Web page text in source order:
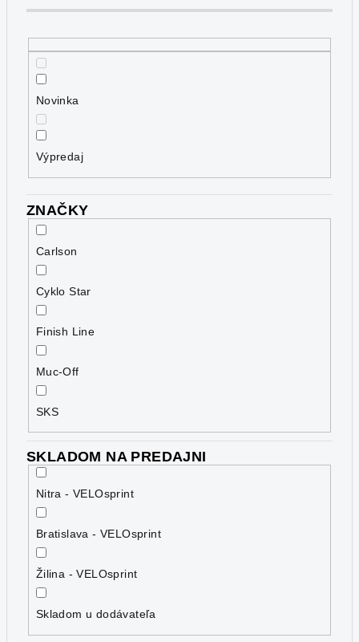
Novinka
Výpredaj
ZNAČKY
Carlson
Cyklo Star
Finish Line
Muc-Off
SKS
SKLADOM NA PREDAJNI
Nitra - VELOsprint
Bratislava - VELOsprint
Žilina - VELOsprint
Skladom u dodávateľa